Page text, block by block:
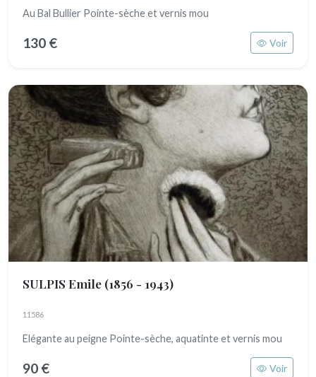
Au Bal Bullier Pointe-sèche et vernis mou
130 € Voir
SULPIS Emile (1856 - 1943)
11586
Elégante au peigne Pointe-sèche, aquatinte et vernis mou
90 € Voir